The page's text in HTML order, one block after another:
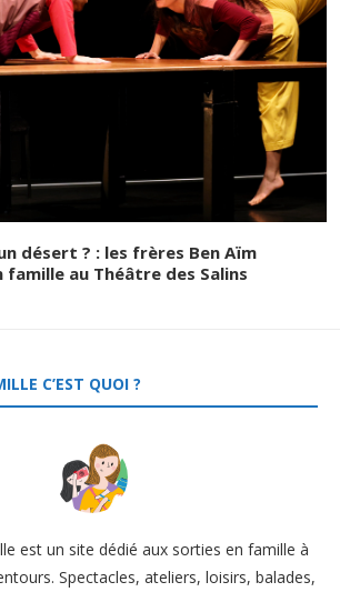
désert ? : les frères Ben Aïm
famille au Théâtre des Salins
C’EST QUOI ?
est un site dédié aux sorties en famille à
Spectacles, ateliers, loisirs, balades,